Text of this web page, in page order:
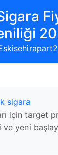
sigara
için target
ve yeni